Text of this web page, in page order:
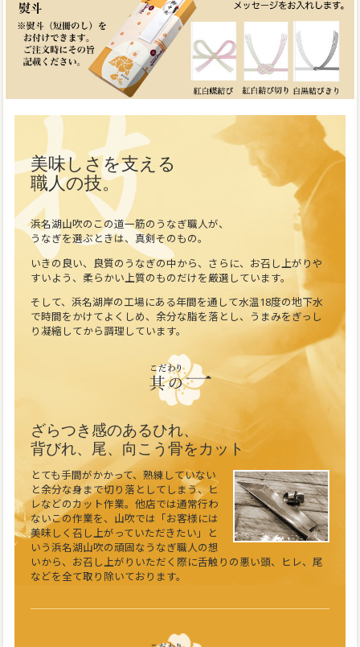
美味しさを支える
職人の技。
浜名湖山吹のこの道一筋のうなぎ職人が、
うなぎを選ぶときは、真剣そのもの。
いきの良い、良質のうなぎの中から、さらに、お召し上がりや
すいよう、柔らかい上質のものだけを厳選しています。
そして、浜名湖岸の工場にある年間を通して水温18度の地下水
で時間をかけてよくしめ、余分な脂を落とし、うまみをぎっし
り凝縮してから調理しています。
ざらつき感のあるひれ、
背びれ、尾、向こう骨をカット
とても手間がかかって、熟練していない
と余分な身まで切り落としてしまう、ヒ
レなどのカット作業。他店では通常行わ
ないこの作業を、山吹では「お客様には
美味しく召し上がっていただきたい」と
いう浜名湖山吹の頑固なうなぎ職人の想
いから、お召し上がりいただく際に舌触りの悪い頭、ヒレ、尾
などを全て取り除いております。